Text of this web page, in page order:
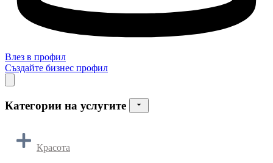
Влез в профил
Създайте бизнес профил
Категории на услугите
Красота